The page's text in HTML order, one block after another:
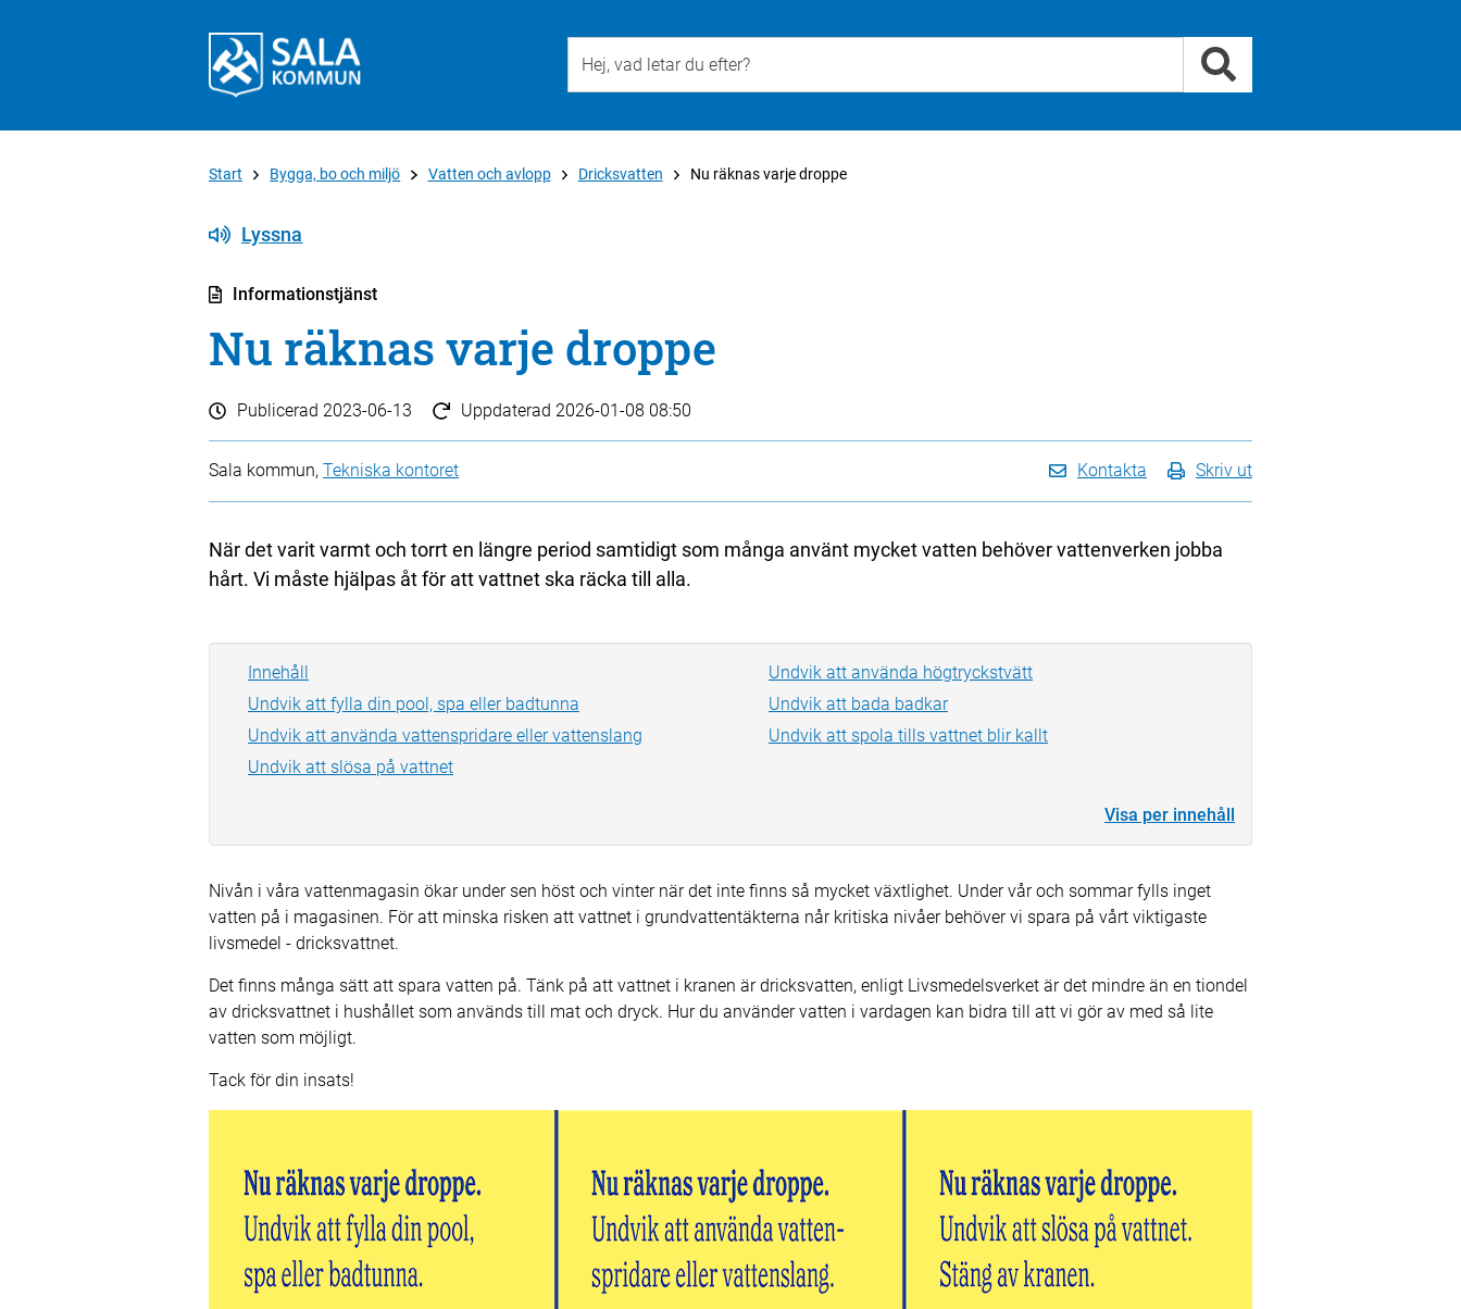
Start Bygga, bo och miljö Vatten och avlopp Dricksvatten Nu räknas varje droppe
Lyssna
Informationstjänst
Nu räknas varje droppe
Publicerad 2023-06-13 Uppdaterad 2026-01-08 08:50
Sala kommun, Tekniska kontoret Kontakta Skriv ut
När det varit varmt och torrt en längre period samtidigt som många använt mycket vatten behöver vattenverken jobba
hårt. Vi måste hjälpas åt för att vattnet ska räcka till alla.
Innehåll
Undvik att fylla din pool, spa eller badtunna
Undvik att använda vattenspridare eller vattenslang
Undvik att slösa på vattnet
Undvik att använda högtryckstvätt
Undvik att bada badkar
Undvik att spola tills vattnet blir kallt
Visa per innehåll
Nivån i våra vattenmagasin ökar under sen höst och vinter när det inte finns så mycket växtlighet. Under vår och sommar fylls inget
vatten på i magasinen. För att minska risken att vattnet i grundvattentäkterna når kritiska nivåer behöver vi spara på vårt viktigaste
livsmedel - dricksvattnet.
Det finns många sätt att spara vatten på. Tänk på att vattnet i kranen är dricksvatten, enligt Livsmedelsverket är det mindre än en tiondel
av dricksvattnet i hushållet som används till mat och dryck. Hur du använder vatten i vardagen kan bidra till att vi gör av med så lite
vatten som möjligt.
Tack för din insats!